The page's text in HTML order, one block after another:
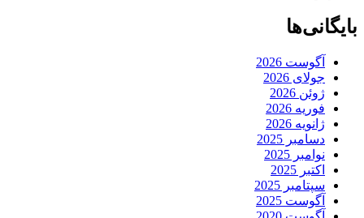
بایگانی‌ها
آگوست 2026
جولای 2026
ژوئن 2026
فوریه 2026
ژانویه 2026
دسامبر 2025
نوامبر 2025
اکتبر 2025
سپتامبر 2025
آگوست 2025